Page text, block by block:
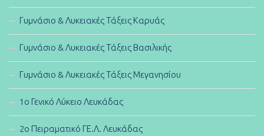
Γυμνάσιο & Λυκειακές Τάξεις Καρυάς
Γυμνάσιο & Λυκειακές Τάξεις Βασιλικής
Γυμνάσιο & Λυκειακές Τάξεις Μεγανησίου
1ο Γενικό Λύκειο Λευκάδας
2ο Πειραματικό ΓΕ.Λ. Λευκάδας